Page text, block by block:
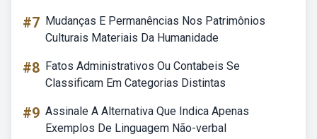
#7 Mudanças E Permanências Nos Patrimônios
Culturais Materiais Da Humanidade
#8 Fatos Administrativos Ou Contabeis Se
Classificam Em Categorias Distintas
#9 Assinale A Alternativa Que Indica Apenas
Exemplos De Linguagem Não-verbal